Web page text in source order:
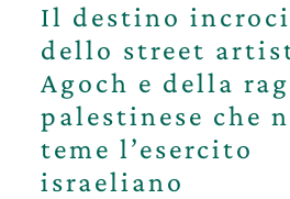
Il destino
dello street
Agoch e della
palestinese che
teme l’esercito
israeliano